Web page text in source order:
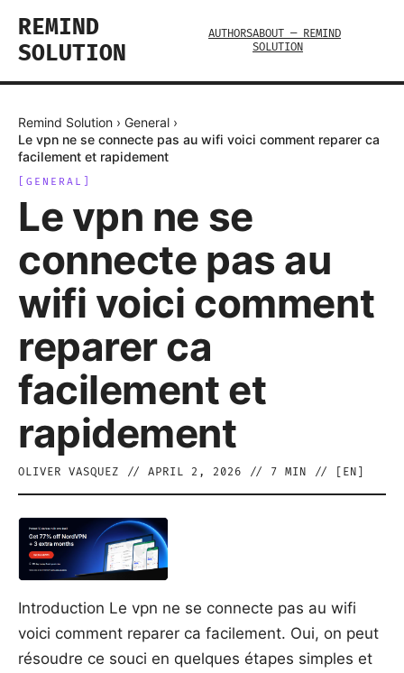
REMIND
SOLUTION
AUTHORSABOUT — REMIND
SOLUTION
Remind Solution › General ›
Le vpn ne se connecte pas au wifi voici comment reparer ca
facilement et rapidement
GENERAL
Le vpn ne se
connecte pas au
wifi voici comment
reparer ca
facilement et
rapidement
OLIVER VASQUEZ // APRIL 2, 2026 // 7 MIN // [ EN
Introduction Le vpn ne se connecte pas au wifi
voici comment reparer ca facilement. Oui, on peut
résoudre ce souci en quelques étapes simples et